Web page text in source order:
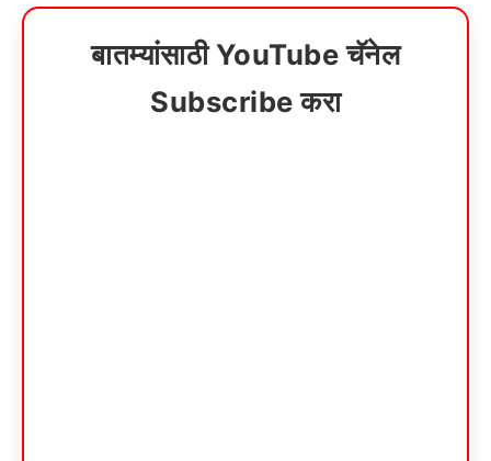
बातम्यांसाठी YouTube चॅनेल
Subscribe करा